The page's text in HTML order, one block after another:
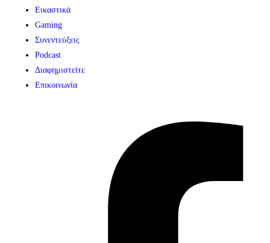
Εικαστικά
Gaming
Συνεντεύξεις
Podcast
Διαφημιστείτε
Επικοινωνία